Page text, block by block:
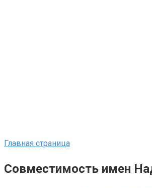
Главная страница
Совместимость имен